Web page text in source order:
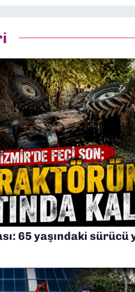
65 yaşındaki sürücü